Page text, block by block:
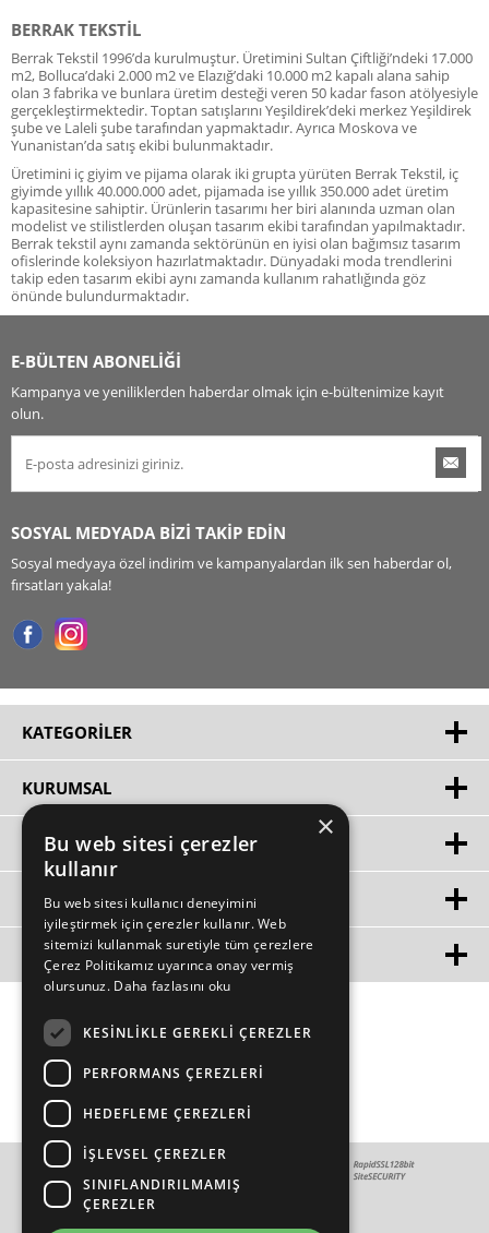
BERRAK TEKSTIL
Berrak Tekstil 1996’da kurulmuştur. Üretimini Sultan Çiftliği’ndeki 17.000
m2, Bolluca’daki 2.000 m2 ve Elazığ’daki 10.000 m2 kapalı alana sahip
olan 3 fabrika ve bunlara üretim desteği veren 50 kadar fason atölyesiyle
gerçekleştirmektedir. Toptan satışlarını Yeşildirek’deki merkez Yeşildirek
şube ve Laleli şube tarafından yapmaktadır. Ayrıca Moskova ve
Yunanistan’da satış ekibi bulunmaktadır.
Üretimini iç giyim ve pijama olarak iki grupta yürüten Berrak Tekstil, iç
giyimde yıllık 40.000.000 adet, pijamada ise yıllık 350.000 adet üretim
kapasitesine sahiptir. Ürünlerin tasarımı her biri alanında uzman olan
modelist ve stilistlerden oluşan tasarım ekibi tarafından yapılmaktadır.
Berrak tekstil aynı zamanda sektörünün en iyisi olan bağımsız tasarım
ofislerinde koleksiyon hazırlatmaktadır. Dünyadaki moda trendlerini
takip eden tasarım ekibi aynı zamanda kullanım rahatlığında göz
önünde bulundurmaktadır.
E-BÜLTEN ABONELİĞİ
Kampanya ve yeniliklerden haberdar olmak için e-bültenimize kayıt
olun.
SOSYAL MEDYADA BİZİ TAKİP EDİN
Sosyal medyaya özel indirim ve kampanyalardan ilk sen haberdar ol,
fırsatları yakala!
KATEGORILER
KURUMSAL
HIZLI ERIŞIM
ÜYE
MÜŞTERİ HİZMETLERİ
×
Bu web sitesi çerezler
kullanır
Bu web sitesi kullanıcı deneyimini
iyileştirmek için çerezler kullanır. Web
sitemizi kullanmak suretiyle tüm çerezlere
Çerez Politikamız uyarınca onay vermiş
olursunuz. Daha fazlasını oku
KESINLIKLE GEREKLI ÇEREZLER
PERFORMANS ÇEREZLERI
HEDEFLEME ÇEREZLERI
İŞLEVSEL ÇEREZLER
SINIFLANDIRILMAMIŞ
ÇEREZLER